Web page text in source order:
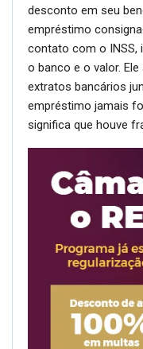
desconto em seu
empréstimo
contato com o INSS,
o banco e o valor.
extratos bancários
empréstimo jamais
significa que houve